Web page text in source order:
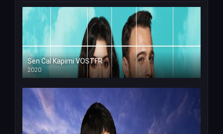
Sen Cal Kapimi VOSTFR
2020